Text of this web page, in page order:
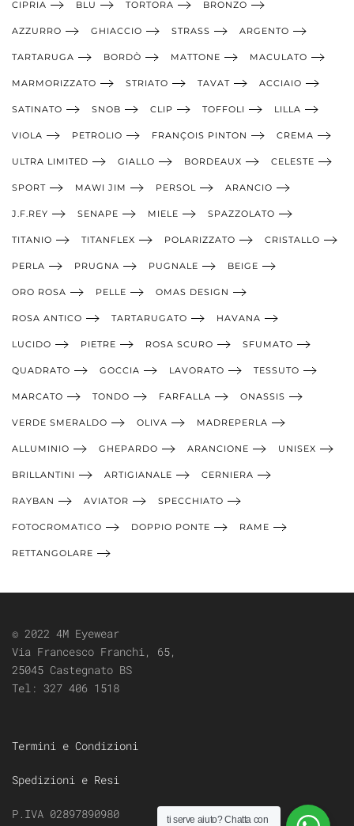
CIPRIA BLU TORTORA BRONZO
AZZURRO GHIACCIO STRASS ARGENTO
TARTARUGA BORDÒ MATTONE MACULATO
MARMORIZZATO STRIATO TAVAT ACCIAIO
SATINATO SNOB CLIP TOFFOLI LILLA
VIOLA PETROLIO FRANÇOIS PINTON CREMA
ULTRA LIMITED GIALLO BORDEAUX CELESTE
SPORT MAWI JIM PERSOL ARANCIO
J.F.REY SENAPE MIELE SPAZZOLATO
TITANIO TITANFLEX POLARIZZATO CRISTALLO
PERLA PRUGNA PUGNALE BEIGE
ORO ROSA PELLE OMAS DESIGN
ROSA ANTICO TARTARUGATO HAVANA
LUCIDO PIETRE ROSA SCURO SFUMATO
QUADRATO GOCCIA LAVORATO TESSUTO
MARCATO TONDO FARFALLA ONASSIS
VERDE SMERALDO OLIVA MADREPERLA
ALLUMINIO GHEPARDO ARANCIONE UNISEX
BRILLANTINI ARTIGIANALE CERNIERA
RAYBAN AVIATOR SPECCHIATO
FOTOCROMATICO DOPPIO PONTE RAME
RETTANGOLARE
© 2022 4M Eyewear
Via Francesco Franchi, 65,
25045 Castegnato BS
Tel: 327 406 1518
Termini e Condizioni
Spedizioni e Resi
P.IVA 02897890980
ti serve aiuto?Chatta con